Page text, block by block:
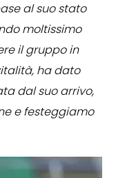
al suo stato
moltissimo
il gruppo in
ha dato
dal suo arrivo,
e festeggiamo